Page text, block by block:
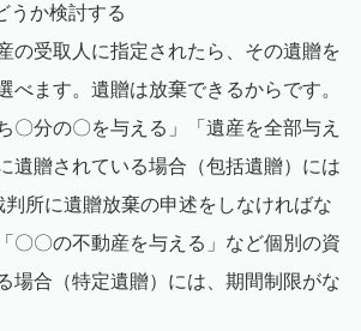
うか検討する
の受取人に指定されたら、その遺贈を
べます。遺贈は放棄できるからです。
〇分の〇を与える」「遺産を全部与え
遺贈されている場合（包括遺贈）には
所に遺贈放棄の申述をしなければな
〇〇の不動産を与える」など個別の資
場合（特定遺贈）には、期間制限がな